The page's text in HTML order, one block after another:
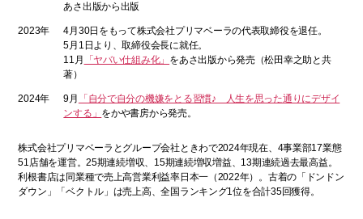
あさ出版から出版
2023年
4月30日をもって株式会社プリマベーラの代表取締役を退任。
5月1日より、取締役会長に就任。
11月
「ヤバい仕組み化」 をあさ出版から発売（松田幸之助と共
著）
2024年 9月
「自分で自分の機嫌をとる習慣♪ 人生を思った通りにデザイ
ンする」 をかや書房から発売。
株式会社プリマベーラとグループ会社ときわで2024年現在、4事業部17業態
51店舗を運営。25期連続増収、15期連続増収増益、13期連続過去最高益。
利根書店は同業種で売上高営業利益率日本一（2022年）。古着の「ドンドン
ダウン」「ベクトル」は売上高、全国ランキング1位を合計35回獲得。